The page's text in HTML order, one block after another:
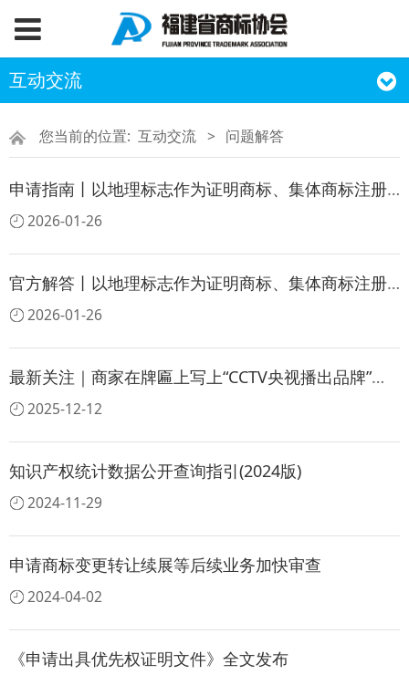
互动交流
您当前的位置: 互动交流 > 问题解答
申请指南丨以地理标志作为证明商标、集体商标注册申请所需提交书件目录及说明
2026-01-26
官方解答丨以地理标志作为证明商标、集体商标注册申请十五问
2026-01-26
最新关注｜商家在牌匾上写上“CCTV央视播出品牌”是否违法？这些说法都是假的！
2025-12-12
知识产权统计数据公开查询指引(2024版)
2024-11-29
申请商标变更转让续展等后续业务加快审查
2024-04-02
《申请出具优先权证明文件》全文发布